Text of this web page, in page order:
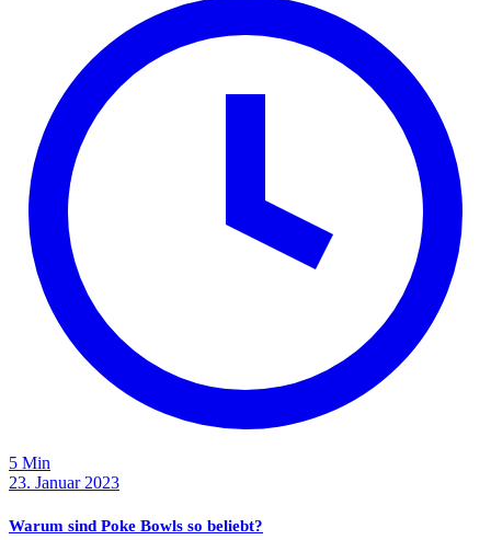
5 Min
23. Januar 2023
Warum sind Poke Bowls so beliebt?